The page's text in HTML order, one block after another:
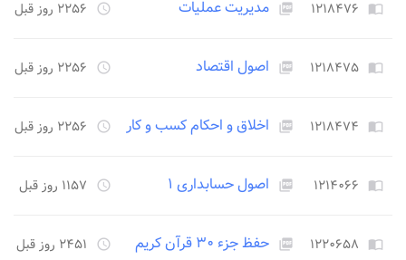
import_contacts ۱۲۱۸۴۷۶ picture_as_pdf مدیریت عملیات access_time ۲۲۵۶ روز قبل
import_contacts ۱۲۱۸۴۷۵ picture_as_pdf اصول اقتصاد access_time ۲۲۵۶ روز قبل
import_contacts ۱۲۱۸۴۷۴ picture_as_pdf اخلاق و احکام کسب و کار access_time ۲۲۵۶ روز قبل
import_contacts ۱۲۱۴۰۶۶ picture_as_pdf اصول حسابداری ۱ access_time ۱۱۵۷ روز قبل
import_contacts ۱۲۲۰۶۵۸ picture_as_pdf حفظ جزء ۳۰ قرآن کریم access_time ۲۴۵۱ روز قبل